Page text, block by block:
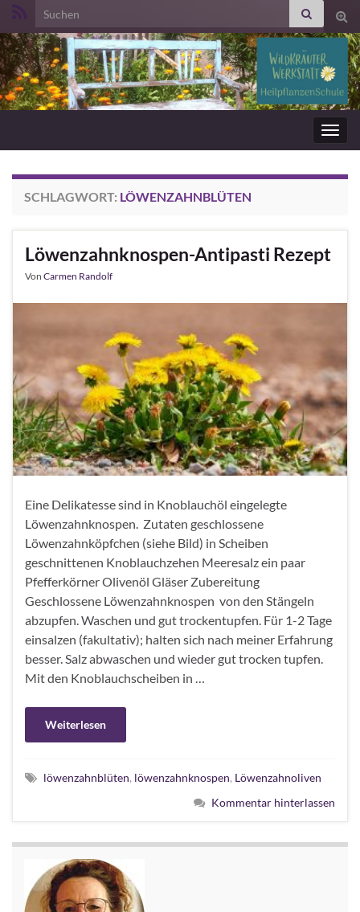
Search for:
SCHLAGWORT: LÖWENZAHNBLÜTEN
Löwenzahnknospen-Antipasti Rezept
Von Carmen Randolf
Eine Delikatesse sind in Knoblauchöl eingelegte
Löwenzahnknospen. Zutaten geschlossene
Löwenzahnköpfchen (siehe Bild) in Scheiben
geschnittenen Knoblauchzehen Meeresalz ein paar
Pfefferkörner Olivenöl Gläser Zubereitung
Geschlossene Löwenzahnknospen von den Stängeln
abzupfen. Waschen und gut trockentupfen. Für 1-2 Tage
einsalzen (fakultativ); halten sich nach meiner Erfahrung
besser. Salz abwaschen und wieder gut trocken tupfen.
Mit den Knoblauchscheiben in …
Weiterlesen
löwenzahnblüten, löwenzahnknospen, Löwenzahnoliven
Kommentar hinterlassen